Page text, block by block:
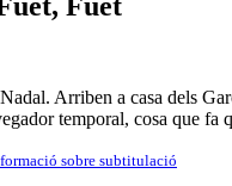
Arriben a casa dels
temporal, cosa que fa
rmació sobre subtitulació